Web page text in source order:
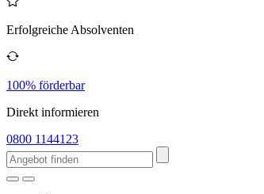
Erfolgreiche Absolventen
100% förderbar
Direkt informieren
0800 1144123